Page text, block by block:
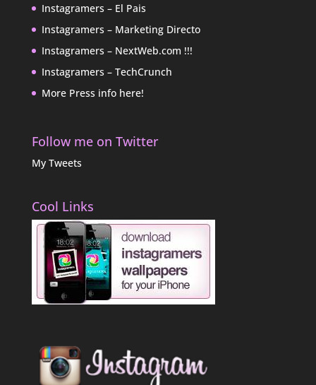
Instagramers – El Pais
Instagramers – Marketing Directo
Instagramers – NextWeb.com !!!
Instagramers – TechCrunch
More Press info here!
Follow me on Twitter
My Tweets
Cool Links